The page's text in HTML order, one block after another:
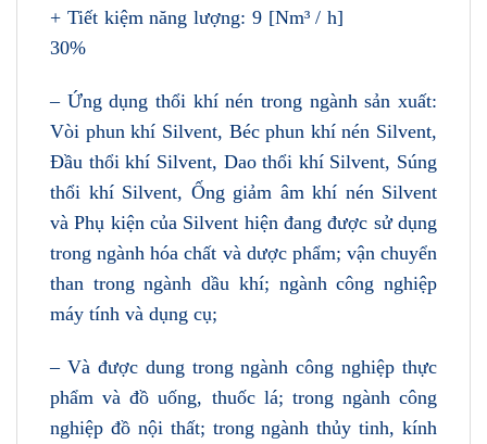
+ Tiết kiệm năng lượng: 9 [Nm³ / h]
30%
– Ứng dụng thổi khí nén trong ngành sản xuất:
Vòi phun khí Silvent, Béc phun khí nén Silvent,
Đầu thổi khí Silvent, Dao thổi khí Silvent, Súng
thổi khí Silvent, Ống giảm âm khí nén Silvent
và Phụ kiện của Silvent hiện đang được sử dụng
trong ngành hóa chất và dược phẩm; vận chuyển
than trong ngành dầu khí; ngành công nghiệp
máy tính và dụng cụ;
– Và được dung trong ngành công nghiệp thực
phẩm và đồ uống, thuốc lá; trong ngành công
nghiệp đồ nội thất; trong ngành thủy tinh, kính